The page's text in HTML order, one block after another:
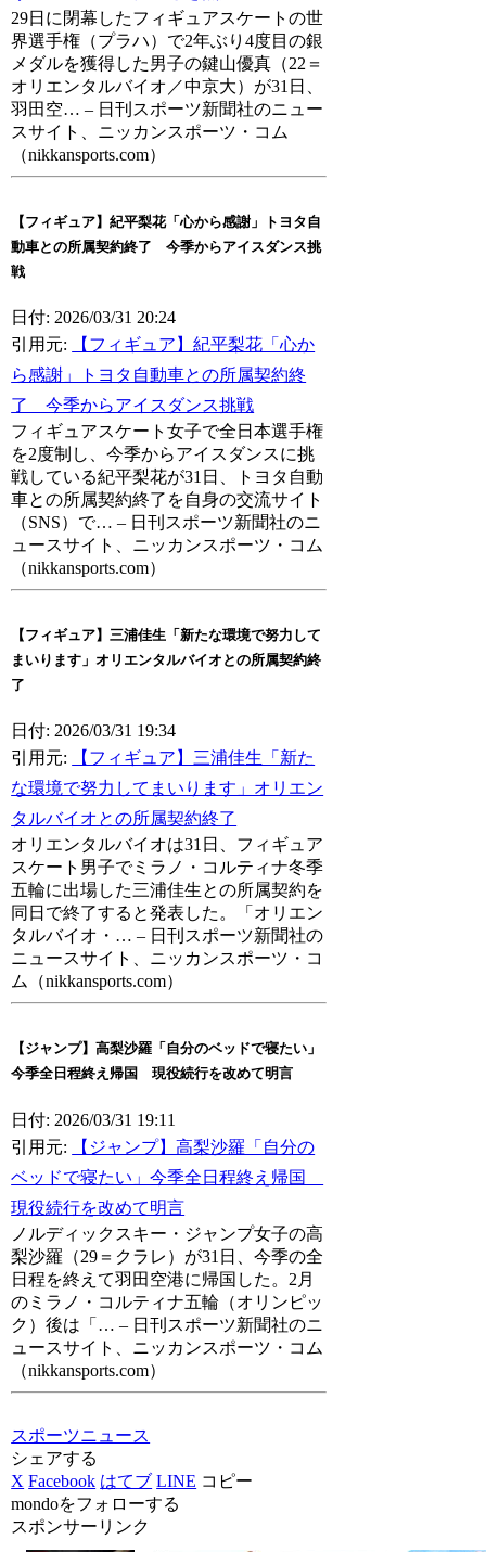
29日に閉幕したフィギュアスケートの世
界選手権（プラハ）で2年ぶり4度目の銀
メダルを獲得した男子の鍵山優真（22＝
オリエンタルバイオ／中京大）が31日、
羽田空… – 日刊スポーツ新聞社のニュー
スサイト、ニッカンスポーツ・コム
（nikkansports.com）
【フィギュア】紀平梨花「心から感謝」トヨタ自
動車との所属契約終了 今季からアイスダンス挑
戦
日付: 2026/03/31 20:24
引用元:
【フィギュア】紀平梨花「心か
ら感謝」トヨタ自動車との所属契約終
了 今季からアイスダンス挑戦
フィギュアスケート女子で全日本選手権
を2度制し、今季からアイスダンスに挑
戦している紀平梨花が31日、トヨタ自動
車との所属契約終了を自身の交流サイト
（SNS）で… – 日刊スポーツ新聞社のニ
ュースサイト、ニッカンスポーツ・コム
（nikkansports.com）
【フィギュア】三浦佳生「新たな環境で努力して
まいります」オリエンタルバイオとの所属契約終
了
日付: 2026/03/31 19:34
引用元:
【フィギュア】三浦佳生「新た
な環境で努力してまいります」オリエン
タルバイオとの所属契約終了
オリエンタルバイオは31日、フィギュア
スケート男子でミラノ・コルティナ冬季
五輪に出場した三浦佳生との所属契約を
同日で終了すると発表した。「オリエン
タルバイオ・… – 日刊スポーツ新聞社の
ニュースサイト、ニッカンスポーツ・コ
ム（nikkansports.com）
【ジャンプ】高梨沙羅「自分のベッドで寝たい」
今季全日程終え帰国 現役続行を改めて明言
日付: 2026/03/31 19:11
引用元:
【ジャンプ】高梨沙羅「自分の
ベッドで寝たい」今季全日程終え帰国
現役続行を改めて明言
ノルディックスキー・ジャンプ女子の高
梨沙羅（29＝クラレ）が31日、今季の全
日程を終えて羽田空港に帰国した。2月
のミラノ・コルティナ五輪（オリンピッ
ク）後は「… – 日刊スポーツ新聞社のニ
ュースサイト、ニッカンスポーツ・コム
（nikkansports.com）
スポーツニュース
シェアする
X Facebook はてブ LINE コピー
mondoをフォローする
スポンサーリンク